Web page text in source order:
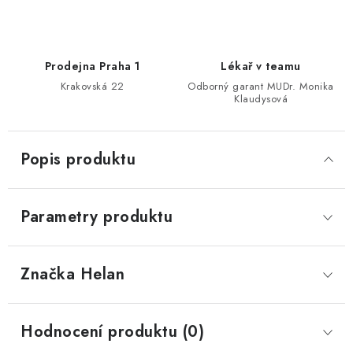
Prodejna Praha 1
Krakovská 22
Lékař v teamu
Odborný garant MUDr. Monika
Klaudysová
Popis produktu
Parametry produktu
Značka Helan
Hodnocení produktu (0)